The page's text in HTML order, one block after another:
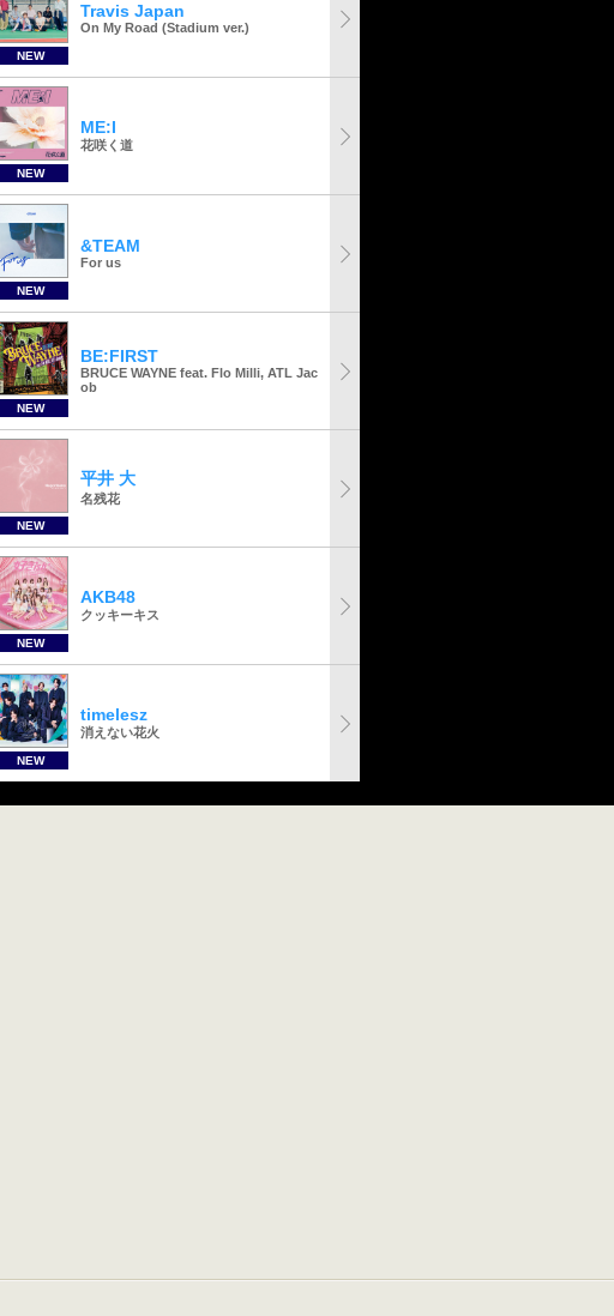
NEW
Travis Japan
On My Road (Stadium ver.)
NEW
ME:I
花咲く道
NEW
&TEAM
For us
NEW
BE:FIRST
BRUCE WAYNE feat. Flo Milli, ATL Jac
ob
NEW
平井 大
名残花
NEW
AKB48
クッキーキス
NEW
timelesz
消えない花火